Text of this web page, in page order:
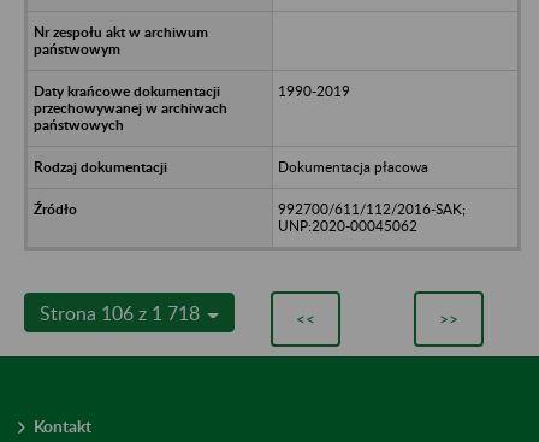
1990-2019
Dokumentacja płacowa
992700/611/112/2016-SAK;
UNP:2020-00045062
Strona 106 z 1 718 << >>
Kontakt